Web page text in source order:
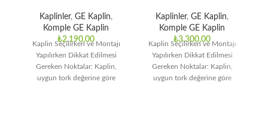
Kaplinler, GE Kaplin,
Komple GE Kaplin
₺2.190,00
Kaplin Seçilirken ve Montajı
Yapılırken Dikkat Edilmesi
Gereken Noktalar: Kaplin,
uygun tork değerine göre
Kaplinler, GE Kaplin,
Komple GE Kaplin
₺3.300,00
Kaplin Seçilirken ve Montajı
Yapılırken Dikkat Edilmesi
Gereken Noktalar: Kaplin,
uygun tork değerine göre